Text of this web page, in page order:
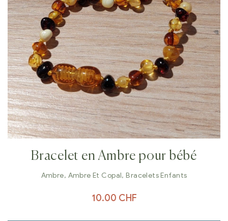
Bracelet en Ambre pour bébé
Ambre, Ambre Et Copal,Bracelets Enfants
10.00 CHF